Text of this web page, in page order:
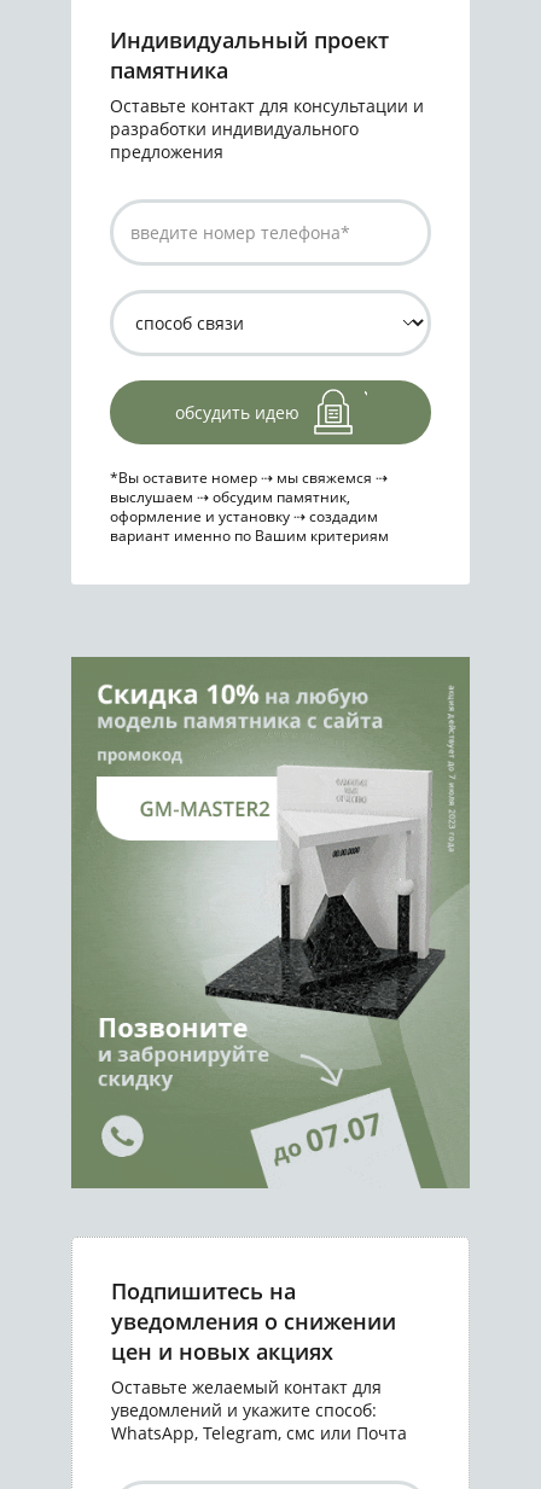
Индивидуальный проект
памятника
Оставьте контакт для консультации и
разработки индивидуального
предложения
обсудить идею
*Вы оставите номер ⇢ мы свяжемся ⇢
выслушаем ⇢ обсудим памятник,
оформление и установку ⇢ создадим
вариант именно по Вашим критериям
Подпишитесь на
уведомления о снижении
цен и новых акциях
Оставьте желаемый контакт для
уведомлений и укажите способ:
WhatsApp, Telegram, смс или Почта